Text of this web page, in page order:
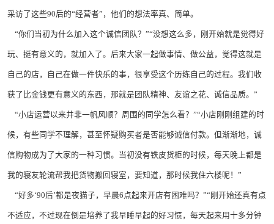
采访了这些90后的“经营者”，他们的想法率真、简单。
“你们当初为什么加入这个诚信团队？”“没想这么多，刚开始就是觉得好
玩、挺有意义的，就加入了。后来大家一起做事情、做公益，觉得这就是
自己的店，自己在做一件快乐的事，很享受这个历练自己的过程。我们收
获了比金钱更有意义的东西，那就是团队精神、友谊之花、诚信品质。”
“小店运营以来并非一帆风顺？周围的同学怎么看？”“小店刚刚组建的时
候，有些同学不理解，甚至怀疑购买者是否能够诚信付款。但渐渐地，诚
信购物成为了大家的一种习惯。当初没有铁皮货柜的时候，每天晚上都是
我的寝友轮流帮我把货物搬回寝室，要知道，那时候我住六楼呢！”
“好多‘90后’都是夜猫子，早晨6点起来开店有困难吗？”“刚开始还真有点
不适应，不过现在倒是培养了我早睡早起的好习惯，每天起来用十多分钟